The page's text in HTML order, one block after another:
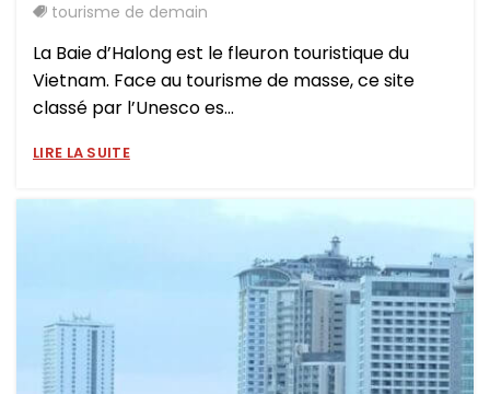
tourisme de demain
La Baie d’Halong est le fleuron touristique du
Vietnam. Face au tourisme de masse, ce site
classé par l’Unesco es...
LIRE LA SUITE